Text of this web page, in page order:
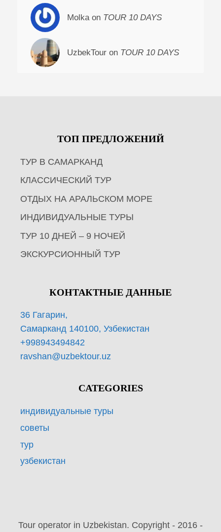
Molka on TOUR 10 DAYS
UzbekTour on TOUR 10 DAYS
ТОП ПРЕДЛОЖЕНИЙ
ТУР В САМАРКАНД
КЛАССИЧЕСКИЙ ТУР
ОТДЫХ НА АРАЛЬСКОМ МОРЕ
ИНДИВИДУАЛЬНЫЕ ТУРЫ
ТУР 10 ДНЕЙ – 9 НОЧЕЙ
ЭКСКУРСИОННЫЙ ТУР
КОНТАКТНЫЕ ДАННЫЕ
36 Гагарин,
Самарканд 140100, Узбекистан
+998943494842
ravshan@uzbektour.uz
CATEGORIES
индивидуальные туры
советы
тур
узбекистан
Tour operator in Uzbekistan. Copyright - 2016 -